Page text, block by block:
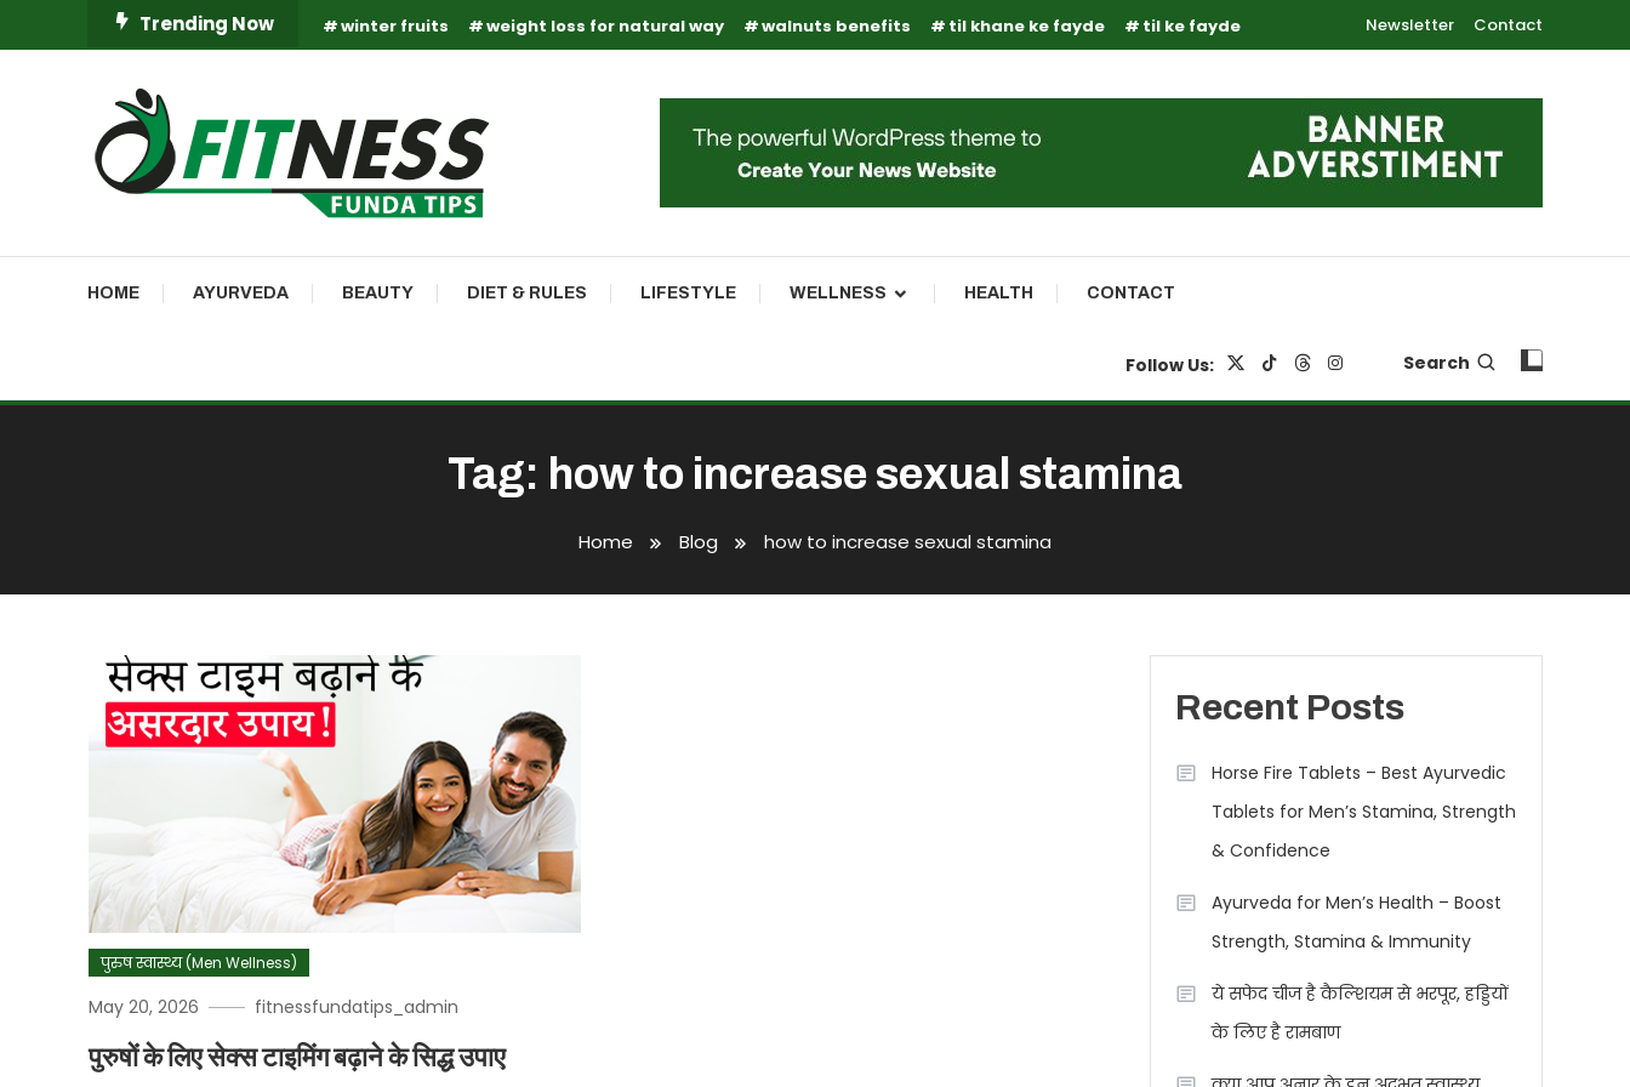
To
Trending Now winter fruits weight loss for natural way walnuts benefits til khane ke fayde til ke fayde Newsletter Contact
Fitness Funda Tips
HOME AYURVEDA BEAUTY DIET & RULES LIFESTYLE WELLNESS HEALTH CONTACT
Follow Us: Search
Tag: how to increase sexual stamina
Home Blog how to increase sexual stamina
पुरुष स्वास्थ्य (Men Wellness)
May 20, 2026 fitnessfundatips_admin
पुरुषों के लिए सेक्स टाइमिंग बढ़ाने के सिद्ध उपाए
Recent Posts
Horse Fire Tablets – Best Ayurvedic
Tablets for Men’s Stamina, Strength
& Confidence
Ayurveda for Men’s Health – Boost
Strength, Stamina & Immunity
ये सफेद चीज है कैल्शियम से भरपूर, हड्डियों
के लिए है रामबाण